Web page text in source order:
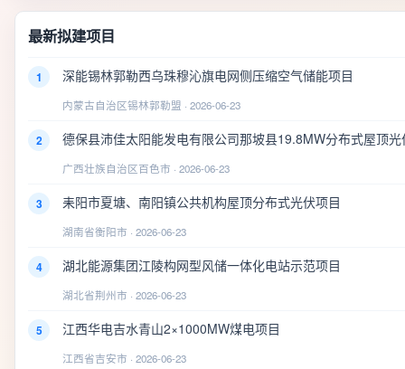
最新拟建项目
1 深能锡林郭勒西乌珠穆沁旗电网侧压缩空气储能项目
内蒙古自治区锡林郭勒盟 · 2026-06-23
2 德保县沛佳太阳能发电有限公司那坡县19.8MW分布式屋顶
广西壮族自治区百色市 · 2026-06-23
3 耒阳市夏塘、南阳镇公共机构屋顶分布式光伏项目
湖南省衡阳市 · 2026-06-23
4 湖北能源集团江陵构网型风储一体化电站示范项目
湖北省荆州市 · 2026-06-23
5 江西华电吉水青山2×1000MW煤电项目
江西省吉安市 · 2026-06-23